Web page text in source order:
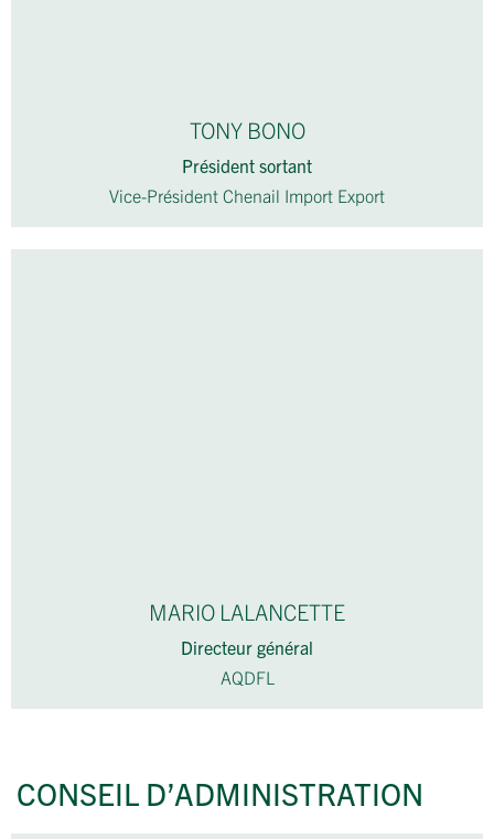
TONY BONO
Président sortant
Vice-Président Chenail Import Export
MARIO LALANCETTE
Directeur général
AQDFL
CONSEIL D’ADMINISTRATION